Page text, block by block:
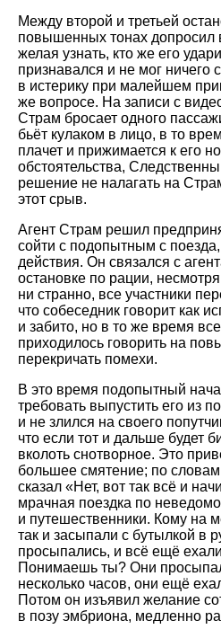
Между второй и третьей
повышенных тонах
желая узнать, кто же его
признавался и не мог ничего
в истерику при малейшем
же вопросе. На записи с
Страм бросает одного
бьёт кулаком в лицо, в то
плачет и прижимается к его
обстоятельства,
решение не налагать на
этот срыв.
Агент Страм решил
сойти с подопытным с
действия. Он связался с
остановке по рации,
ни странно, все участники
что собеседник говорит как
и забито, но в то же время
приходилось говорить на
перекричать помехи.
В это время подопытный
требовать выпустить его из
и не злился на своего
что если тот и дальше будет
вколоть снотворное. Это
большее смятение; по
сказал «Нет, вот так всё и
мрачная поездка по
и путешественники. Кому на
так и засыпали с бутылкой в
просыпались, и всё ещё
Понимаешь ты? Они
несколько часов, они ещё
Потом он изъявил желание
в позу эмбриона, медленно